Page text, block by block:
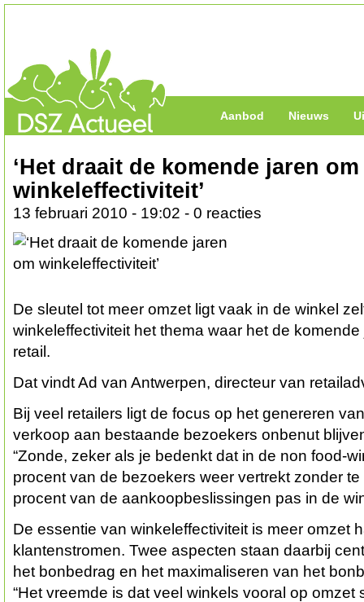
Aanbod Nieuws
‘Het draait de komende jaren om
winkeleffectiviteit’
13 februari 2010 - 19:02 - 0 reacties
De sleutel tot meer omzet ligt vaak in de winkel
winkeleffectiviteit het thema waar het de
retail.
Dat vindt Ad van Antwerpen, directeur van
Bij veel retailers ligt de focus op het genereren
verkoop aan bestaande bezoekers onbenut
“Zonde, zeker als je bedenkt dat in de non food-
procent van de bezoekers weer vertrekt zonder
procent van de aankoopbeslissingen pas in de
De essentie van winkeleffectiviteit is meer omzet
klantenstromen. Twee aspecten staan daarbij
het bonbedrag en het maximaliseren van het
“Het vreemde is dat veel winkels vooral op omzet